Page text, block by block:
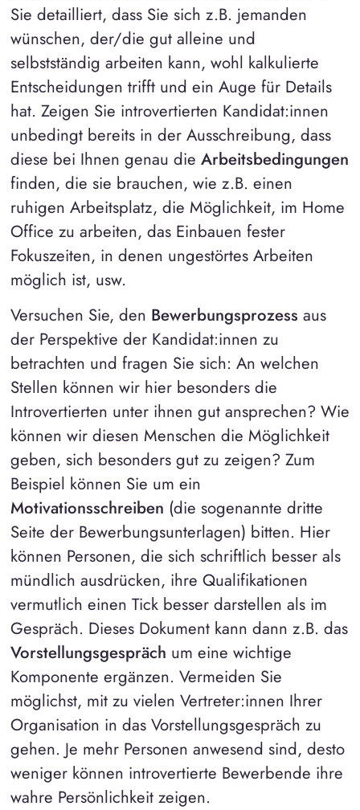
Sie detailliert, dass Sie sich z.B. jemanden
wünschen, der/die gut alleine und
selbstständig arbeiten kann, wohl kalkulierte
Entscheidungen trifft und ein Auge für Details
hat. Zeigen Sie introvertierten Kandidat:innen
unbedingt bereits in der Ausschreibung, dass
diese bei Ihnen genau die Arbeitsbedingungen
finden, die sie brauchen, wie z.B. einen
ruhigen Arbeitsplatz, die Möglichkeit, im Home
Office zu arbeiten, das Einbauen fester
Fokuszeiten, in denen ungestörtes Arbeiten
möglich ist, usw.
Versuchen Sie, den Bewerbungsprozess aus
der Perspektive der Kandidat:innen zu
betrachten und fragen Sie sich: An welchen
Stellen können wir hier besonders die
Introvertierten unter ihnen gut ansprechen? Wie
können wir diesen Menschen die Möglichkeit
geben, sich besonders gut zu zeigen? Zum
Beispiel können Sie um ein
Motivationsschreiben (die sogenannte dritte
Seite der Bewerbungsunterlagen) bitten. Hier
können Personen, die sich schriftlich besser als
mündlich ausdrücken, ihre Qualifikationen
vermutlich einen Tick besser darstellen als im
Gespräch. Dieses Dokument kann dann z.B. das
Vorstellungsgespräch um eine wichtige
Komponente ergänzen. Vermeiden Sie
möglichst, mit zu vielen Vertreter:innen Ihrer
Organisation in das Vorstellungsgespräch zu
gehen. Je mehr Personen anwesend sind, desto
weniger können introvertierte Bewerbende ihre
wahre Persönlichkeit zeigen.